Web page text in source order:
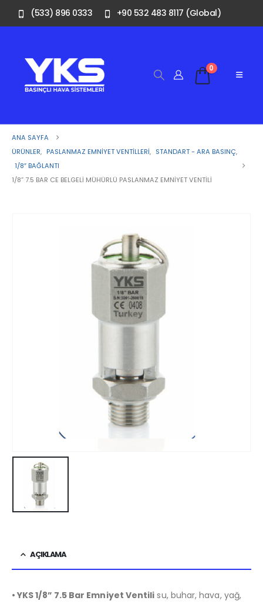
(533) 896 0333 +90 532 483 8117 (Global)
0
ANA SAYFA
ÜRÜNLER, PASLANMAZ EMNIYET VENTILLERI, STANDART - ARA BASINÇ,
1/8″ BAĞLANTI
1/8” 7.5 BAR CE BELGELI MÜHÜRLÜ PASLANMAZ EMNIYET VENTILI
AÇIKLAMA
• YKS 1/8” 7.5 Bar Emniyet Ventili su, buhar, hava, yağ,